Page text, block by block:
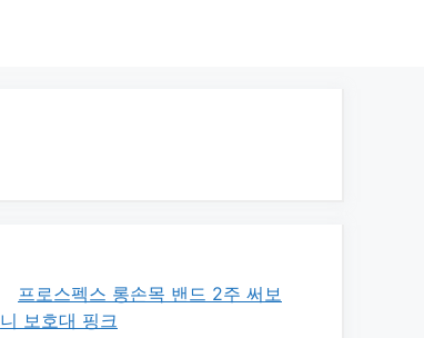
프로스펙스 롱손목 밴드 2주 써보
니 보호대 핑크